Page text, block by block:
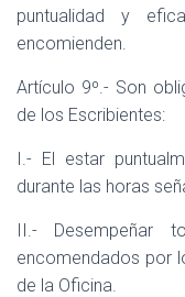
puntualidad y
encomienden.
Artículo 9º.- Son
de los Escribientes:
I.- El estar
durante las horas
II.- Desempeñar
encomendados por
de la Oficina.